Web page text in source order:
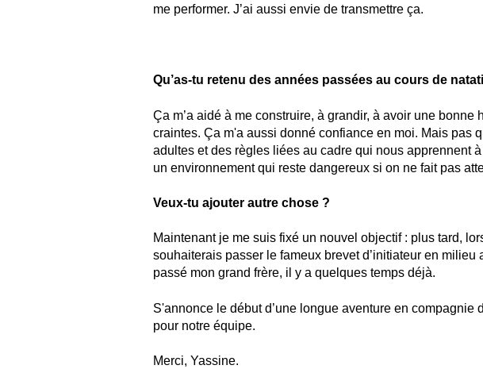
me performer. J’ai aussi envie de transmettre ça.
Qu’as-tu retenu des années passées au cours de
Ça m’a aidé à me construire, à grandir, à avoir une bonne
craintes. Ça m'a aussi donné confiance en moi. Mais pas
adultes et des règles liées au cadre qui nous apprennent
un environnement qui reste dangereux si on ne fait pas
Veux-tu ajouter autre chose ?
Maintenant je me suis fixé un nouvel objectif : plus tard,
souhaiterais passer le fameux brevet d’initiateur en milieu
passé mon grand frère, il y a quelques temps déjà.
S'annonce le début d’une longue aventure en compagnie
pour notre équipe.
Merci, Yassine.